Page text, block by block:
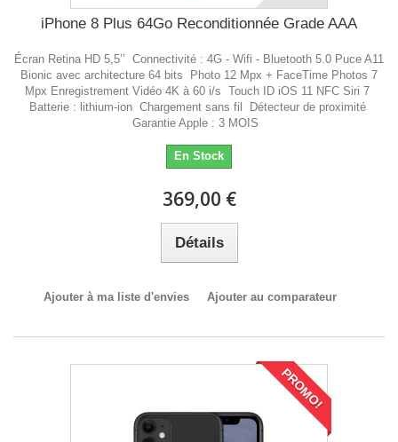
iPhone 8 Plus 64Go Reconditionnée Grade AAA
Écran Retina HD 5,5’’ Connectivité : 4G - Wifi - Bluetooth 5.0 Puce A11
Bionic avec architecture 64 bits Photo 12 Mpx + FaceTime Photos 7
Mpx Enregistrement Vidéo 4K à 60 i/s Touch ID iOS 11 NFC Siri 7
Batterie : lithium-ion Chargement sans fil Détecteur de proximité
Garantie Apple : 3 MOIS
En Stock
369,00 €
Détails
Ajouter à ma liste d'envies Ajouter au comparateur
PROMO!